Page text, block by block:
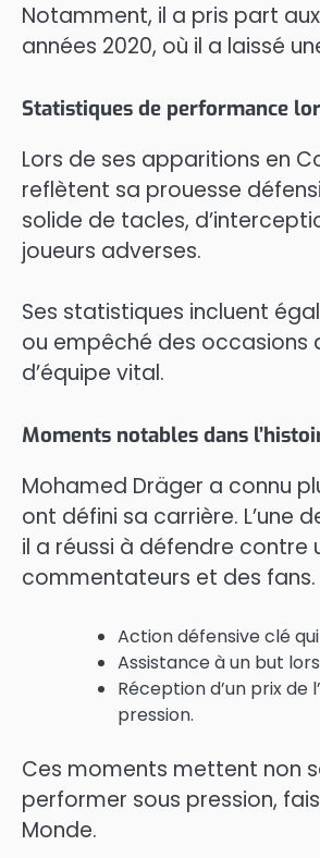
Notamment, il a pris part
années 2020, où il a laissé
Statistiques de performance
Lors de ses apparitions en
reflètent sa prouesse
solide de tacles,
joueurs adverses.
Ses statistiques incluent
ou empêché des occasions
d’équipe vital.
Moments notables dans
Mohamed Dräger a connu
ont défini sa carrière. L’une
il a réussi à défendre
commentateurs et des fans.
Action défensive clé
Assistance à un but
Réception d’un prix
pression.
Ces moments mettent non
performer sous pression,
Monde.